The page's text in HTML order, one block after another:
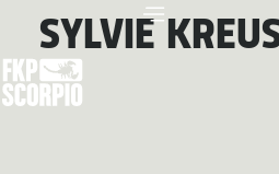
SYLVIE